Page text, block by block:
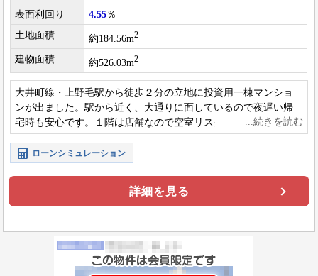
表面利回り
4.55％
土地面積
約184.56m2
建物面積 約526.03m2
大井町線・上野毛駅から徒歩２分の立地に投資用一棟マンショ
ンが出ました。駅から近く、大通りに面しているので夜遅い帰
宅時も安心です。１階は店舗なので空室リスクも抑えられま
す。
ローンシミュレーション
詳細を見る